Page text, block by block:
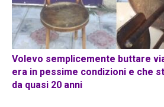
Volevo semplicemente buttare
era in pessime condizioni e che
da quasi 20 anni